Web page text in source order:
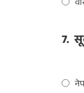
7.